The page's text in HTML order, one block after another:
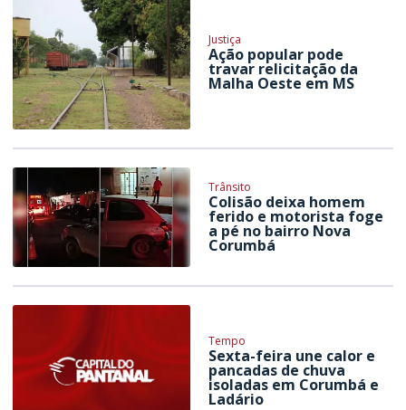
Justiça
Ação popular pode
travar relicitação da
Malha Oeste em MS
Trânsito
Colisão deixa homem
ferido e motorista foge
a pé no bairro Nova
Corumbá
Tempo
Sexta-feira une calor e
pancadas de chuva
isoladas em Corumbá e
Ladário